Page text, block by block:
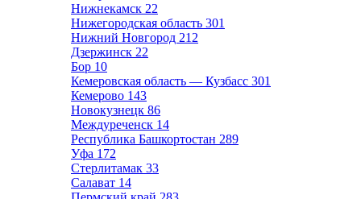
Нижнекамск 22
Нижегородская область 301
Нижний Новгород 212
Дзержинск 22
Бор 10
Кемеровская область — Кузбасс 301
Кемерово 143
Новокузнецк 86
Междуреченск 14
Республика Башкортостан 289
Уфа 172
Стерлитамак 33
Салават 14